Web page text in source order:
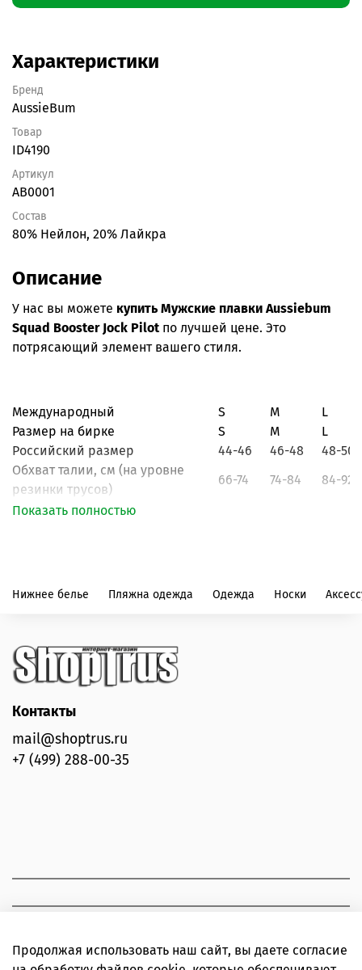
Характеристики
Бренд
AussieBum
Товар
ID4190
Артикул
AB0001
Состав
80% Нейлон, 20% Лайкра
Описание
У нас вы можете купить Мужские плавки Aussiebum
Squad Booster Jock Pilotпо лучшей цене. Это
потрясающий элемент вашего стиля.
Международный S M
L
Размер на бирке
S M
L
Российский размер
44-46 46-48
48-50
Обхват талии, см (на уровне
резинки трусов)
66-74 74-84
84-92
Показать полностью
Нижнее белье Пляжна одежда Одежда Носки
Контакты
mail@shoptrus.ru
+7 (499) 288-00-35
Продолжая использовать наш сайт, вы даете согласие